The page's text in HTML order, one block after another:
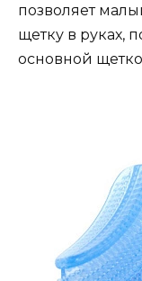
позволяет
щетку в руках,
основной